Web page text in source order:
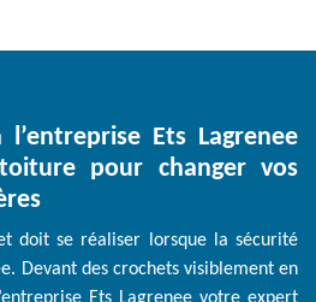
Ets Lagrenee
pour changer vos
doit se réaliser lorsque la sécurité
Devant des crochets visiblement en